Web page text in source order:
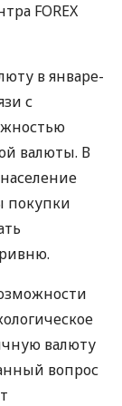
FOREX
в январе-
с
валюты. В
покупки
валюту
вопрос